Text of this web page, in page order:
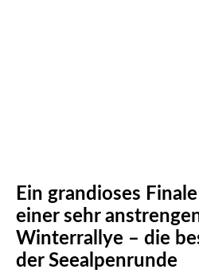
Ein grandioses
einer sehr
Winterrallye – die
der Seealpenrunde